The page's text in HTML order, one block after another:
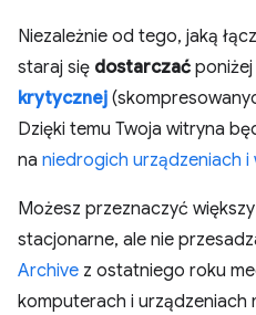
Niezależnie od tego, jaką
staraj się dostarczać poniżej
krytycznej
Dzięki temu Twoja witryna
na niedrogich urządzeniach i
Możesz przeznaczyć
stacjonarne, ale nie
Archive z ostatniego roku
komputerach i urządzeniach